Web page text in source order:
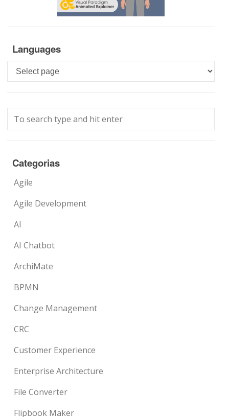
Languages
Languages
Categorias
Agile
Agile Development
AI
AI Chatbot
ArchiMate
BPMN
Change Management
CRC
Customer Experience
Enterprise Architecture
File Converter
Flipbook Maker